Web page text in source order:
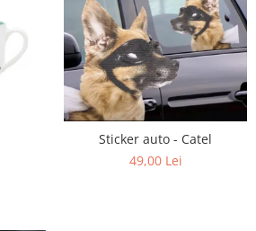
Sticker auto - Catel
49,00 Lei